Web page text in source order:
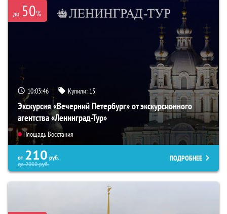
до 50%
10:03:45 Купили: 15
Экскурсия «Вечерний Петербург» от экскурсионного
агентства «Ленинград-Тур»
Площадь Восстания
от 210 руб.
до2000руб.
ПОДРОБНЕЕ